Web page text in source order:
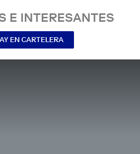
E INTERESANTES
EN CARTELERA